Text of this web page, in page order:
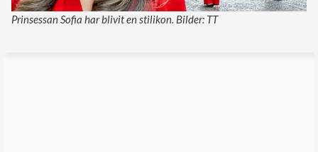
Prinsessan Sofia har blivit en stilikon. Bilder: TT